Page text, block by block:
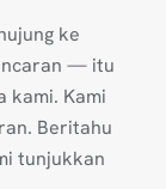
ke
— itu
kami. Kami
Beritahu
tunjukkan